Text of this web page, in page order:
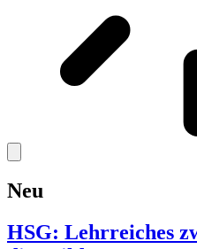
Neu
HSG: Lehrreiches